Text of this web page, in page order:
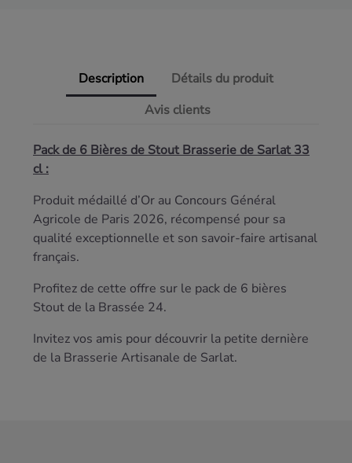
Description
Détails du produit
Avis clients
Pack de 6 Bières de Stout Brasserie de Sarlat 33
cl :
Produit médaillé d’Or au Concours Général
Agricole de Paris 2026, récompensé pour sa
qualité exceptionnelle et son savoir-faire artisanal
français.
Profitez de cette offre sur le pack de 6 bières
Stout de la Brassée 24.
Invitez vos amis pour découvrir la petite dernière
de la Brasserie Artisanale de Sarlat.